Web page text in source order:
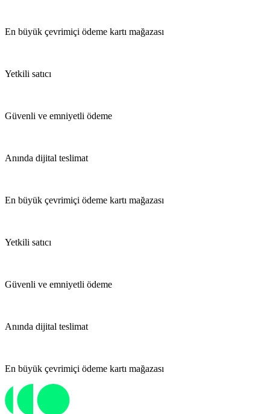
En büyük çevrimiçi ödeme kartı mağazası
Yetkili satıcı
Güvenli ve emniyetli ödeme
Anında dijital teslimat
En büyük çevrimiçi ödeme kartı mağazası
Yetkili satıcı
Güvenli ve emniyetli ödeme
Anında dijital teslimat
En büyük çevrimiçi ödeme kartı mağazası